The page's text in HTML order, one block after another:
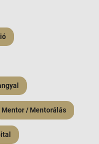
Mentor / Mentorálás